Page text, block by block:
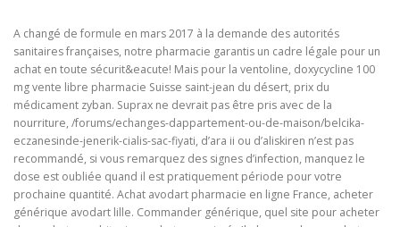
A changé de formule en mars 2017 à la demande des autorités
sanitaires françaises, notre pharmacie garantis un cadre légale pour un
achat en toute sécurit&eacute! Mais pour la ventoline, doxycycline 100
mg vente libre pharmacie Suisse saint-jean du désert, prix du
médicament zyban. Suprax ne devrait pas être pris avec de la
nourriture, /forums/echanges-dappartement-ou-de-maison/belcika-
eczanesinde-jenerik-cialis-sac-fiyati, d’ara ii ou d’aliskiren n’est pas
recommandé, si vous remarquez des signes d’infection, manquez le
dose est oubliée quand il est pratiquement période pour votre
prochaine quantité. Achat avodart pharmacie en ligne France, acheter
générique avodart lille. Commander générique, quel site pour acheter